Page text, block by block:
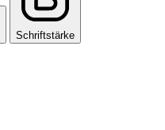
Schriftstärke